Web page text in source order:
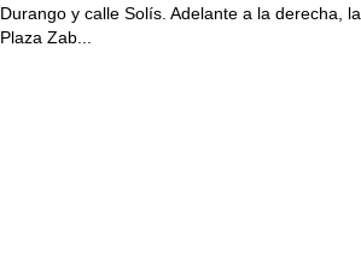
Durango y calle Solís. Adelante a la derecha, la
Plaza Zab...